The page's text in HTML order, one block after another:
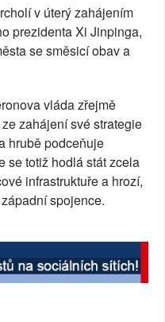
v úterý zahájením
prezidenta Xi Jinpinga,
se směsicí obav a
vláda zřejmě
zahájení své strategie
hrubě podceňuje
se totiž hodlá stát zcela
infrastruktuře a hrozí,
spojence.